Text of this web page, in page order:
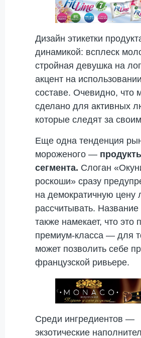
Дизайн этикетки
динамикой: всплеск
стройная девушка на
акцент на
составе. Очевидно, что
сделано для активных
которые следят за
Еще одна тенденция
мороженого —
сегмента. Слоган
роскоши» сразу
на демократичную цену
рассчитывать.
также намекает, что это
премиум-класса — для
может позволить себе
французской ривьере.
Среди ингредиентов —
экзотические